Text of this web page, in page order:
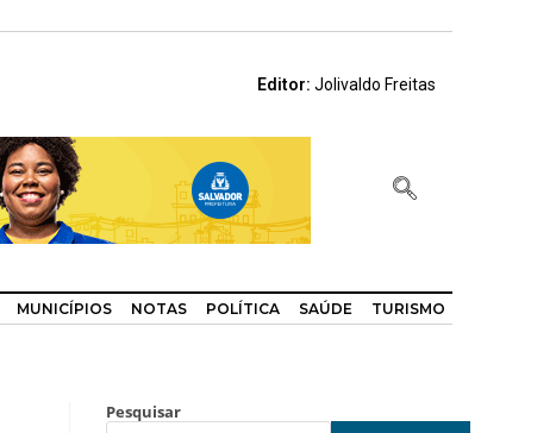
Editor:Jolivaldo Freitas
MUNICÍPIOS NOTAS POLÍTICA SAÚDE TURISMO
Pesquisar